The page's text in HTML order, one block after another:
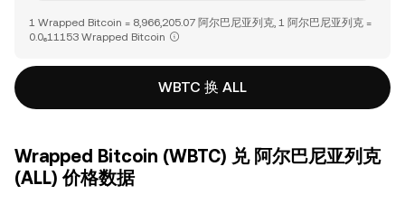
1 Wrapped Bitcoin = 8,966,205.07 阿尔巴尼亚列克, 1 阿尔巴尼亚列克 =
0.0₆11153 Wrapped Bitcoin
WBTC 换 ALL
Wrapped Bitcoin (WBTC) 兑 阿尔巴尼亚列克
(ALL) 价格数据